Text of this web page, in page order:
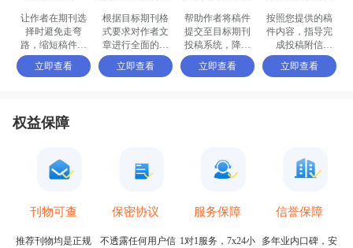
让作者在期刊选
择时避免走弯
路，缩短稿件被
接收的周期
立即查看
根据目标期刊格
式要求对作者文
章进行全面的格
式修改和调整
立即查看
帮助作者将稿件
提交至目标期刊
投稿系统，降低
退稿或拒稿率
立即查看
按照您提供的稿
件内容，指导完
成投稿附信
（cover letter）
立即查看
权益保障
刊物可查
推荐刊物均是正规
保密协议
不透露任何用户信
服务保障
1对1服务，7x24小
信誉保障
多年业内口碑，安